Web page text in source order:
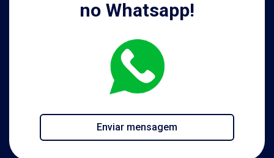
no Whatsapp!
Enviar mensagem